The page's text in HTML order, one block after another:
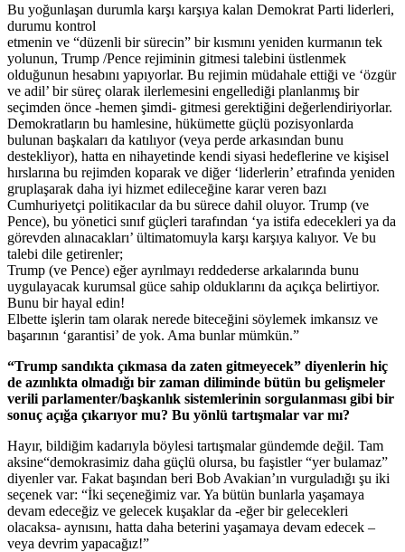
Bu yoğunlaşan durumla karşı karşıya kalan Demokrat Parti liderleri,
durumu kontrol
etmenin ve “düzenli bir sürecin” bir kısmını yeniden kurmanın tek
yolunun, Trump /Pence rejiminin gitmesi talebini üstlenmek
olduğunun hesabını yapıyorlar. Bu rejimin müdahale ettiği ve ‘özgür
ve adil’ bir süreç olarak ilerlemesini engellediği planlanmış bir
seçimden önce -hemen şimdi- gitmesi gerektiğini değerlendiriyorlar.
Demokratların bu hamlesine, hükümette güçlü pozisyonlarda
bulunan başkaları da katılıyor (veya perde arkasından bunu
destekliyor), hatta en nihayetinde kendi siyasi hedeflerine ve kişisel
hırslarına bu rejimden koparak ve diğer ‘liderlerin’ etrafında yeniden
gruplaşarak daha iyi hizmet edileceğine karar veren bazı
Cumhuriyetçi politikacılar da bu sürece dahil oluyor. Trump (ve
Pence), bu yönetici sınıf güçleri tarafından ‘ya istifa edecekleri ya da
görevden alınacakları’ ültimatomuyla karşı karşıya kalıyor. Ve bu
talebi dile getirenler;
Trump (ve Pence) eğer ayrılmayı reddederse arkalarında bunu
uygulayacak kurumsal güce sahip olduklarını da açıkça belirtiyor.
Bunu bir hayal edin!
Elbette işlerin tam olarak nerede biteceğini söylemek imkansız ve
başarının ‘garantisi’ de yok. Ama bunlar mümkün.”
“Trump sandıkta çıkmasa da zaten gitmeyecek” diyenlerin hiç
de azınlıkta olmadığı bir zaman diliminde bütün bu gelişmeler
verili parlamenter/başkanlık sistemlerinin sorgulanması gibi bir
sonuç açığa çıkarıyor mu? Bu yönlü tartışmalar var mı?
Hayır, bildiğim kadarıyla böylesi tartışmalar gündemde değil. Tam
aksine“demokrasimiz daha güçlü olursa, bu faşistler “yer bulamaz”
diyenler var. Fakat başından beri Bob Avakian’ın vurguladığı şu iki
seçenek var: “İki seçeneğimiz var. Ya bütün bunlarla yaşamaya
devam edeceğiz ve gelecek kuşaklar da -eğer bir gelecekleri
olacaksa- aynısını, hatta daha beterini yaşamaya devam edecek –
veya devrim yapacağız!”